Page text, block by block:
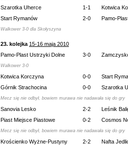
Szarotka Uherce
1-1
Kotwica
Start Rymanów
2-0 Pamo-
Walkower 3-0 dla Skołyszyna
23. kolejka 15-16 maja 2010
Pamo-Plast Ustrzyki Dolne
3-0
Walkower 3-0
Kotwica Korczyna 0-0
Start
Górnik Strachocina
0-0 Szarotka
Mecz się nie odbył, bowiem murawa nie nadawała się do gry
Sanovia Lesko 2-2
Leśnik
Piast Miejsce Piastowe
0-2 Cosmos
Mecz się nie odbył, bowiem murawa nie nadawała się do gry
Krościenko Wyżne-Pustyny 2-2 Nafta